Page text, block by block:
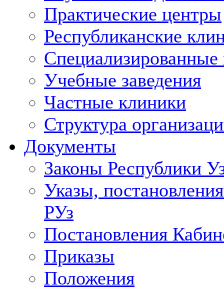
Практические центры
Республиканские
Учебные заведения
Частные клиники
Структура
Документы
Законы Республики
Указы,
РУз
Постановления
Приказы
Положения